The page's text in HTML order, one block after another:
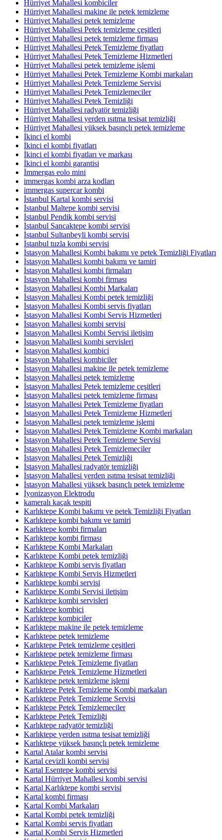
Hürriyet Mahallesi kombiciler
Hürriyet Mahallesi makine ile petek temizleme
Hürriyet Mahallesi petek temizleme
Hürriyet Mahallesi Petek temizleme çeşitleri
Hürriyet Mahallesi petek temizleme firması
Hürriyet Mahallesi Petek Temizleme fiyatları
Hürriyet Mahallesi Petek Temizleme Hizmetleri
Hürriyet Mahallesi petek temizleme işlemi
Hürriyet Mahallesi Petek Temizleme Kombi markaları
Hürriyet Mahallesi Petek Temizleme Servisi
Hürriyet Mahallesi Petek Temizlemeciler
Hürriyet Mahallesi Petek Temizliği
Hürriyet Mahallesi radyatör temizliği
Hürriyet Mahallesi yerden ısıtma tesisat temizliği
Hürriyet Mahallesi yüksek basınçlı petek temizleme
İkinci el kombi
İkinci el kombi fiyatları
İkinci el kombi fiyatları ve markası
İkinci el kombi garantisi
İmmergas eolo mini
immergas kombi arza kodları
immergas supercar kombi
İstanbul Kartal kombi servisi
İstanbul Maltepe kombi servisi
İstanbul Pendik kombi servisi
İstanbul Sancaktepe kombi servisi
İstanbul Sultanbeyli kombi servisi
İstanbul tuzla kombi servisi
İstasyon Mahallesi Kombi bakımı ve petek Temizliği Fiyatları
İstasyon Mahallesi kombi bakımı ve tamiri
İstasyon Mahallesi kombi firmaları
İstasyon Mahallesi kombi firması
İstasyon Mahallesi Kombi Markaları
İstasyon Mahallesi Kombi petek temizliği
İstasyon Mahallesi Kombi servis fiyatları
İstasyon Mahallesi Kombi Servis Hizmetleri
İstasyon Mahallesi kombi servisi
İstasyon Mahallesi Kombi Servisi iletişim
İstasyon Mahallesi kombi servisleri
İstasyon Mahallesi kombici
İstasyon Mahallesi kombiciler
İstasyon Mahallesi makine ile petek temizleme
İstasyon Mahallesi petek temizleme
İstasyon Mahallesi Petek temizleme çeşitleri
İstasyon Mahallesi petek temizleme firması
İstasyon Mahallesi Petek Temizleme fiyatları
İstasyon Mahallesi Petek Temizleme Hizmetleri
İstasyon Mahallesi petek temizleme işlemi
İstasyon Mahallesi Petek Temizleme Kombi markaları
İstasyon Mahallesi Petek Temizleme Servisi
İstasyon Mahallesi Petek Temizlemeciler
İstasyon Mahallesi Petek Temizliği
İstasyon Mahallesi radyatör temizliği
İstasyon Mahallesi yerden ısıtma tesisat temizliği
İstasyon Mahallesi yüksek basınçlı petek temizleme
İyonizasyon Elektrodu
kameralı kaçak tespiti
Karlıktepe Kombi bakımı ve petek Temizliği Fiyatları
Karlıktepe kombi bakımı ve tamiri
Karlıktepe kombi firmaları
Karlıktepe kombi firması
Karlıktepe Kombi Markaları
Karlıktepe Kombi petek temizliği
Karlıktepe Kombi servis fiyatları
Karlıktepe Kombi Servis Hizmetleri
Karlıktepe kombi servisi
Karlıktepe Kombi Servisi iletişim
Karlıktepe kombi servisleri
Karlıktepe kombici
Karlıktepe kombiciler
Karlıktepe makine ile petek temizleme
Karlıktepe petek temizleme
Karlıktepe Petek temizleme çeşitleri
Karlıktepe petek temizleme firması
Karlıktepe Petek Temizleme fiyatları
Karlıktepe Petek Temizleme Hizmetleri
Karlıktepe petek temizleme işlemi
Karlıktepe Petek Temizleme Kombi markaları
Karlıktepe Petek Temizleme Servisi
Karlıktepe Petek Temizlemeciler
Karlıktepe Petek Temizliği
Karlıktepe radyatör temizliği
Karlıktepe yerden ısıtma tesisat temizliği
Karlıktepe yüksek basınçlı petek temizleme
Kartal Atalar kombi servisi
Kartal cevizli kombi servisi
Kartal Esentepe kombi servisi
Kartal Hürriyet Mahallesi kombi servisi
Kartal Karlıktepe kombi servisi
Kartal kombi firması
Kartal Kombi Markaları
Kartal Kombi petek temizliği
Kartal Kombi servis fiyatları
Kartal Kombi Servis Hizmetleri